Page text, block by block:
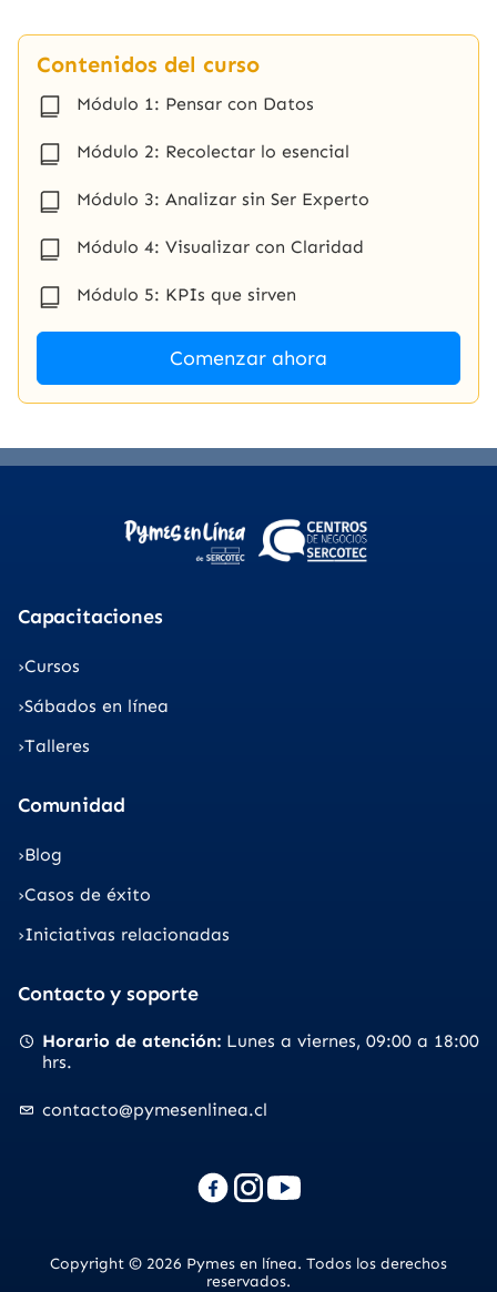
Contenidos del curso
Módulo 1: Pensar con Datos
Módulo 2: Recolectar lo esencial
Módulo 3: Analizar sin Ser Experto
Módulo 4: Visualizar con Claridad
Módulo 5: KPIs que sirven
Comenzar ahora
Capacitaciones
Cursos
Sábados en línea
Talleres
Comunidad
Blog
Casos de éxito
Iniciativas relacionadas
Contacto y soporte
Horario de atención Lunes a viernes 09:00 a 18:00
hrs.
contacto@pymesenlinea.cl
Copyright © 2026 Pymes en línea. Todos los derechos
reservados.